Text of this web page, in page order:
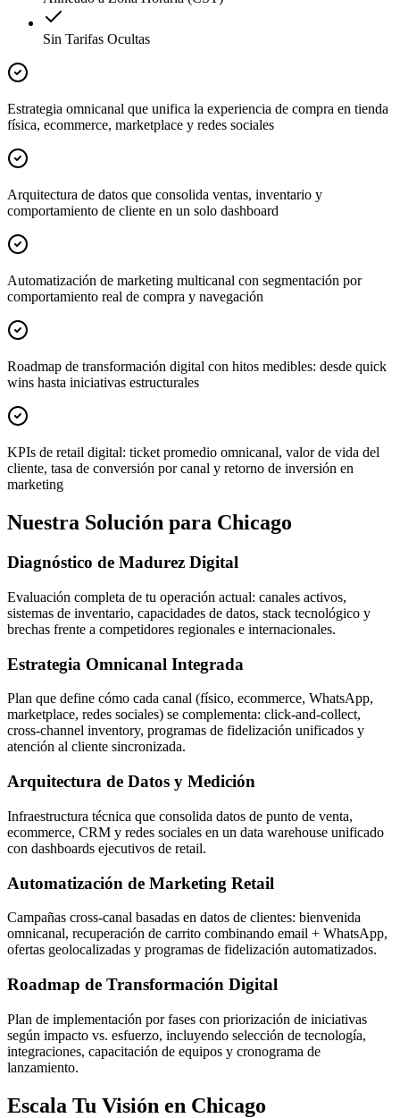
Sin Tarifas Ocultas
Estrategia omnicanal que unifica la experiencia de compra en tienda
física, ecommerce, marketplace y redes sociales
Arquitectura de datos que consolida ventas, inventario y
comportamiento de cliente en un solo dashboard
Automatización de marketing multicanal con segmentación por
comportamiento real de compra y navegación
Roadmap de transformación digital con hitos medibles: desde quick
wins hasta iniciativas estructurales
KPIs de retail digital: ticket promedio omnicanal, valor de vida del
cliente, tasa de conversión por canal y retorno de inversión en
marketing
Nuestra Solución para Chicago
Diagnóstico de Madurez Digital
Evaluación completa de tu operación actual: canales activos,
sistemas de inventario, capacidades de datos, stack tecnológico y
brechas frente a competidores regionales e internacionales.
Estrategia Omnicanal Integrada
Plan que define cómo cada canal (físico, ecommerce, WhatsApp,
marketplace, redes sociales) se complementa: click-and-collect,
cross-channel inventory, programas de fidelización unificados y
atención al cliente sincronizada.
Arquitectura de Datos y Medición
Infraestructura técnica que consolida datos de punto de venta,
ecommerce, CRM y redes sociales en un data warehouse unificado
con dashboards ejecutivos de retail.
Automatización de Marketing Retail
Campañas cross-canal basadas en datos de clientes: bienvenida
omnicanal, recuperación de carrito combinando email + WhatsApp,
ofertas geolocalizadas y programas de fidelización automatizados.
Roadmap de Transformación Digital
Plan de implementación por fases con priorización de iniciativas
según impacto vs. esfuerzo, incluyendo selección de tecnología,
integraciones, capacitación de equipos y cronograma de
lanzamiento.
Escala Tu Visión en Chicago